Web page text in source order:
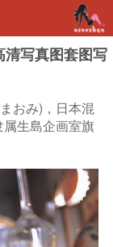
写真图套图写
おみ)，日本混
生島企画室旗